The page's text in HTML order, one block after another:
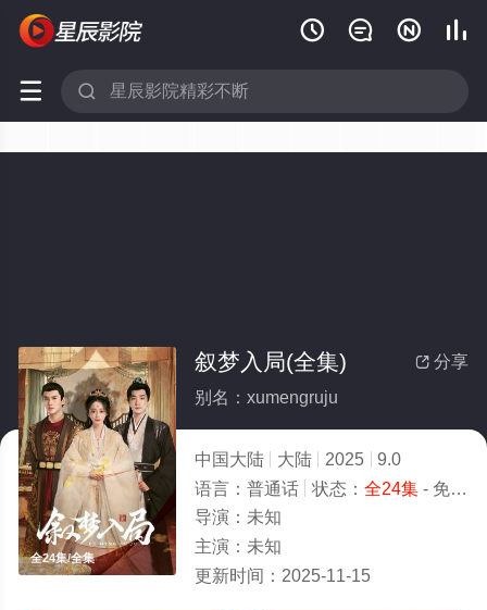
   
 
全24集/全集
 分享
叙梦入局(全集)
别名：xumengruju
中国大陆 大陆 2025
9.0
语言： 普通话 状态： 全24集- 免费在线观看
导演： 未知
主演： 未知
更新时间： 2025-11-15